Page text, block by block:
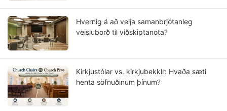
Hvernig á að velja samanbrjótanleg
veisluborð til viðskiptanota?
Kirkjustólar vs. kirkjubekkir: Hvaða sæti
henta söfnuðinum þínum?